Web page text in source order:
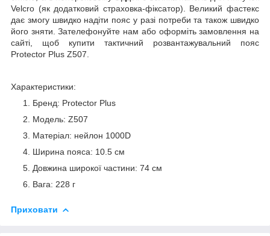
Velcro (як додатковий страховка-фіксатор). Великий фастекс
дає змогу швидко надіти пояс у разі потреби та також швидко
його зняти. Зателефонуйте нам або оформіть замовлення на
сайті, щоб купити тактичний розвантажувальний пояс
Protector Plus Z507.
Характеристики:
Бренд: Protector Plus
Модель: Z507
Матеріал: нейлон 1000D
Ширина пояса: 10.5 см
Довжина широкої частини: 74 см
Вага: 228 г
Приховати